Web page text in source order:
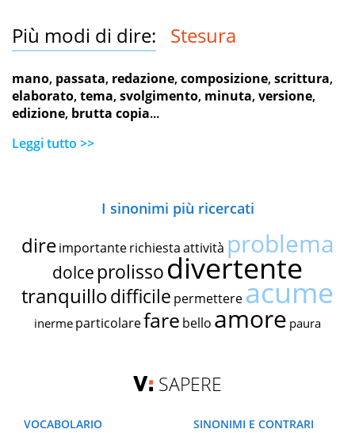
Più modi di dire: Stesura
mano, passata, redazione,composizione,scrittura,
elaborato,tema,svolgimento, minuta,versione,
edizione, brutta copia...
Leggi tutto >>
I sinonimi più ricercati
dire importante richiestaattività problema
dolce prolissodivertente
tranquillodifficile permettereacume
inerme particolarefare bello amore paura
SAPERE
VOCABOLARIO
SINONIMI E CONTRARI